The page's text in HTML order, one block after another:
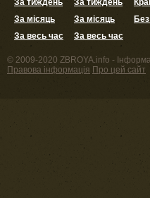
За тиждень
За місяць
За весь час
За тиждень
За місяць
За весь час
Без
© 2009-2020 ZBROYA.info -
Правова інформація Про цей сайт